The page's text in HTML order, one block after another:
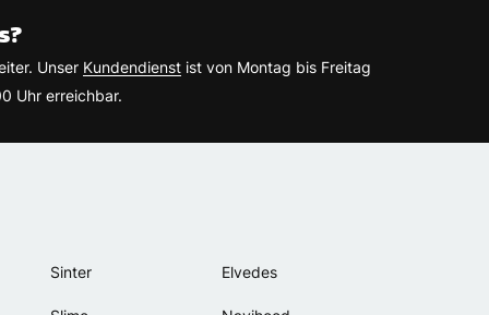
Unser Kundendienst ist von Montag bis Freitag
Uhr erreichbar.
Sinter Elvedes